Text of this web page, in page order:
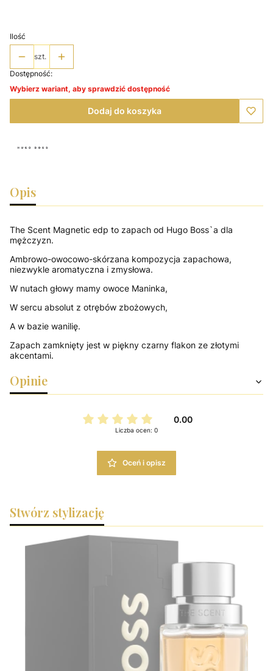
Ilość
szt.
Dostępność:
Wybierz wariant, aby sprawdzić dostępność
Dodaj do koszyka
Opis
The Scent Magnetic edp to zapach od Hugo Boss`a dla
mężczyzn.
Ambrowo-owocowo-skórzana kompozycja zapachowa,
niezwykle aromatyczna i zmysłowa.
W nutach głowy mamy owoce Maninka,
W sercu absolut z otrębów zbożowych,
A w bazie wanilię.
Zapach zamknięty jest w piękny czarny flakon ze złotymi
akcentami.
Opinie
0.00
Liczba ocen: 0
Oceń i opisz
Stwórz stylizację